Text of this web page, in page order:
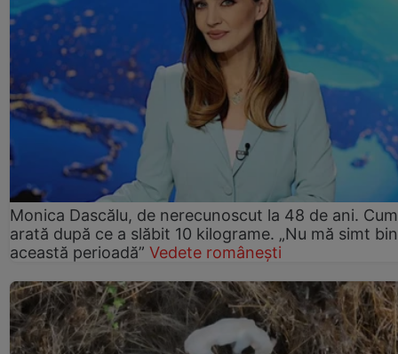
Monica Dascălu, de nerecunoscut la 48 de ani. Cum
arată după ce a slăbit 10 kilograme. „Nu mă simt
această perioadă” Vedete românești